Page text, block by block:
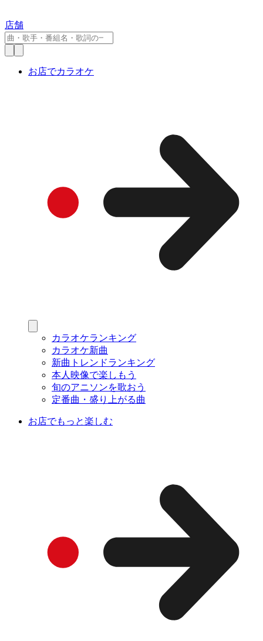
店舗
お店でカラオケ
カラオケランキング
カラオケ新曲
新曲トレンドランキング
本人映像で楽しもう
旬のアニソンを歌おう
定番曲・盛り上がる曲
お店でもっと楽しむ